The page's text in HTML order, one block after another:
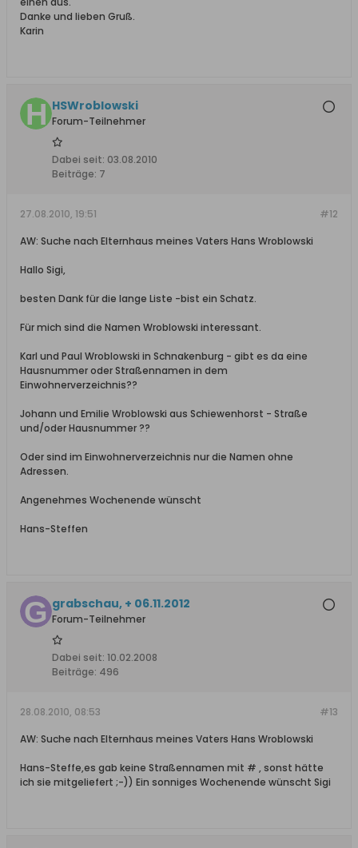
Danke und lieben Gruß.
Karin
HSWroblowski
Forum-Teilnehmer
Dabei seit: 03.08.2010
Beiträge: 7
#12
27.08.2010, 19:51
AW: Suche nach Elternhaus meines Vaters Hans Wroblowski
Hallo Sigi,
besten Dank für die lange Liste -bist ein Schatz.
Für mich sind die Namen Wroblowski interessant.
Karl und Paul Wroblowski in Schnakenburg - gibt es da eine
Hausnummer oder Straßennamen in dem
Einwohnerverzeichnis??
Johann und Emilie Wroblowski aus Schiewenhorst - Straße
und/oder Hausnummer ??
Oder sind im Einwohnerverzeichnis nur die Namen ohne
Adressen.
Angenehmes Wochenende wünscht
Hans-Steffen
grabschau, + 06.11.2012
Forum-Teilnehmer
Dabei seit: 10.02.2008
Beiträge: 496
#13
28.08.2010, 08:53
AW: Suche nach Elternhaus meines Vaters Hans Wroblowski
Hans-Steffe,es gab keine Straßennamen mit # , sonst hätte
ich sie mitgeliefert ;-)) Ein sonniges Wochenende wünscht Sigi